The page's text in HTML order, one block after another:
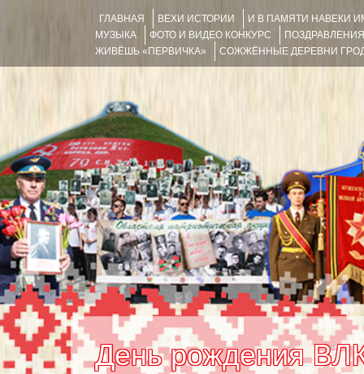
ГЛАВНАЯ ВЕХИ ИСТОРИИ
И В ПАМЯТИ НАВЕКИ
МУЗЫКА
ФОТО И ВИДЕО КОНКУРС
ПОЗДРАВЛЕНИЯ
ЖИВЁШЬ «ПЕРВИЧКА»
СОЖЖЁННЫЕ ДЕРЕВНИ
День рождения